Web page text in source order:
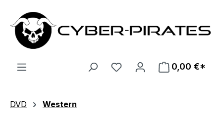
Zum Hauptinhalt springen
0,00 €*
DVD Western